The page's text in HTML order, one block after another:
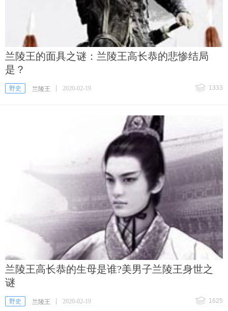
兰陵王的面具之谜：兰陵王高长恭的悲惨结局
是？
野史 兰陵王 2020-02-19 1333
兰陵王高长恭的生母是谁?美男子兰陵王身世之
谜
野史 兰陵王 2020-02-19 1625